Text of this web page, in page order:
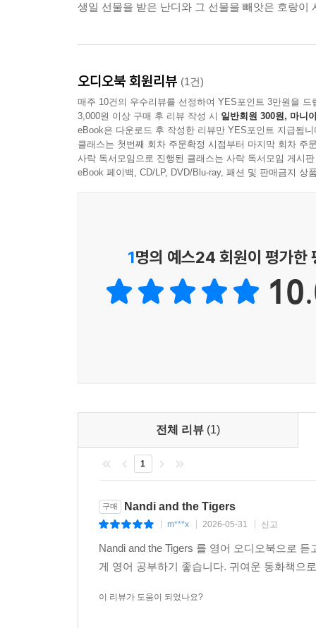
생일 선물을 받은 난디와 그 선물을 빼앗은 호랑이
오디오북 회원리뷰 (1건)
매주 10건의 우수리뷰를 선정하여 YES포인트 3만원을 드
3,000원 이상 구매 후 리뷰 작성 시 일반회원 300원, 마니
eBook은 다운로드 후 작성한 리뷰만 YES포인트 지급됩니
클래스는 첫번째 회차 주문확정 시점부터 마지막 회차 주
사락 독서모임으로 진행된 클래스는 사락 독서모임 게시
eBook 페이백, CD/LP, DVD/Blu-ray, 패션 및 판매금지 상
1명의 예스24 회원이 평가한
전체 리뷰 (1)
1
구매 Nandi and the Tigers
m***x 2026-05-31 신고
Nandi and the Tigers 를 영어 오디오북으로
게 영어 공부하기 좋습니다. 귀여운 동화책으
이 리뷰가 도움이 되었나요?